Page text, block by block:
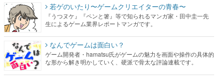
若ゲのいたり〜ゲームクリエイターの青春〜
『うつヌケ』『ペンと箸』等で知られるマンガ家・田中圭一先
生によるゲーム業界レポートマンガです。
なんでゲームは面白い？
ゲーム開発者・hamatsu氏がゲームの魅力を画面や操作の具体的
な形から解き明かしていく、硬派で骨太な評論連載です。